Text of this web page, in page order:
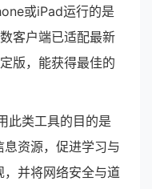
或iPad运行的是
客户端已适配最新
版，能获得最佳的
此类工具的目的是
资源，促进学习与
并将网络安全与道